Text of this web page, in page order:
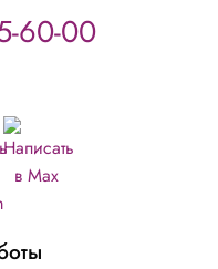
60-00